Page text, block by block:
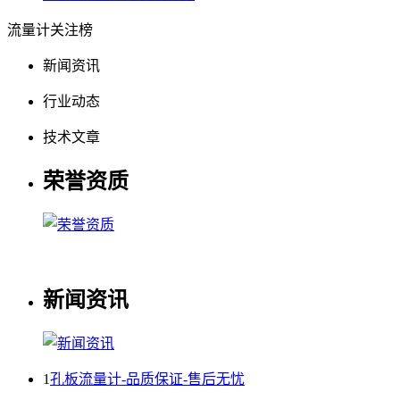
流量计关注榜
新闻资讯
行业动态
技术文章
荣誉资质
新闻资讯
1孔板流量计-品质保证-售后无忧